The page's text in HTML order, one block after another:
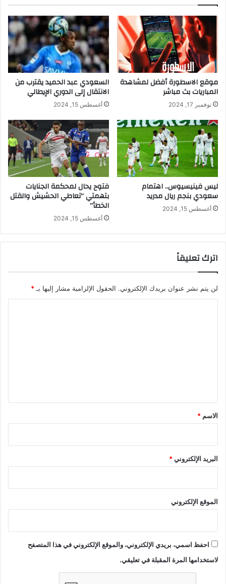
م
ا
ا
ل
ن
ر
موقع الاسطورة أفضل لمشاهدة
المباريات بث مباشر
نوفمبر 17, 2024
السعودي عبد الحميد يقترب من
الانتقال إلى الدوري الإيطالي
أغسطس 15, 2024
ليس فينيسيوس.. اهتمام
سعودي بنجم ريال مدريد
أغسطس 15, 2024
فتوح يحال لمحكمة الجنايات
بتهمتي “تعاطي الحشيش والقتل
الخطأ”
أغسطس 15, 2024
اترك تعليقاً
لن يتم نشر عنوان بريدك الإلكتروني. الحقول الإلزامية مشار إليها بـ *
*
الاسم *
البريد الإلكتروني*
الموقع الإلكتروني
احفظ اسمي، بريدي الإلكتروني، والموقع الإلكتروني في هذا المتصفح
لاستخدامها المرة المقبلة في تعليقي.